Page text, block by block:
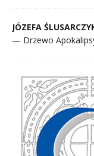
JÓZEFA
— Drzewo